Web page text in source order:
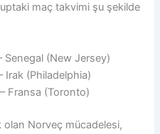
maç takvimi şu şekilde
Senegal (New Jersey)
Irak (Philadelphia)
Fransa (Toronto)
Norveç mücadelesi,